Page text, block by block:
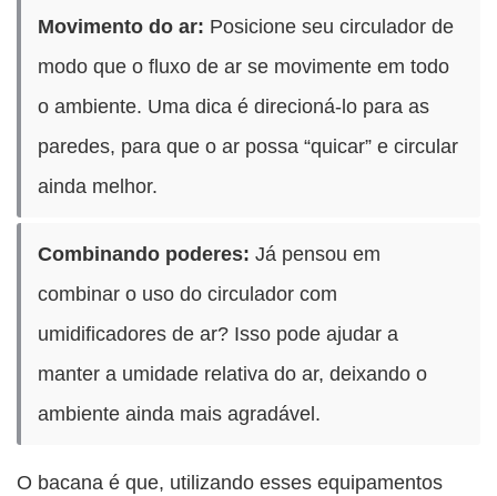
Movimento do ar: Posicione seu circulador de
modo que o fluxo de ar se movimente em todo
o ambiente. Uma dica é direcioná-lo para as
paredes, para que o ar possa “quicar” e circular
ainda melhor.
Combinando poderes: Já pensou em
combinar o uso do circulador com
umidificadores de ar? Isso pode ajudar a
manter a umidade relativa do ar, deixando o
ambiente ainda mais agradável.
O bacana é que, utilizando esses equipamentos